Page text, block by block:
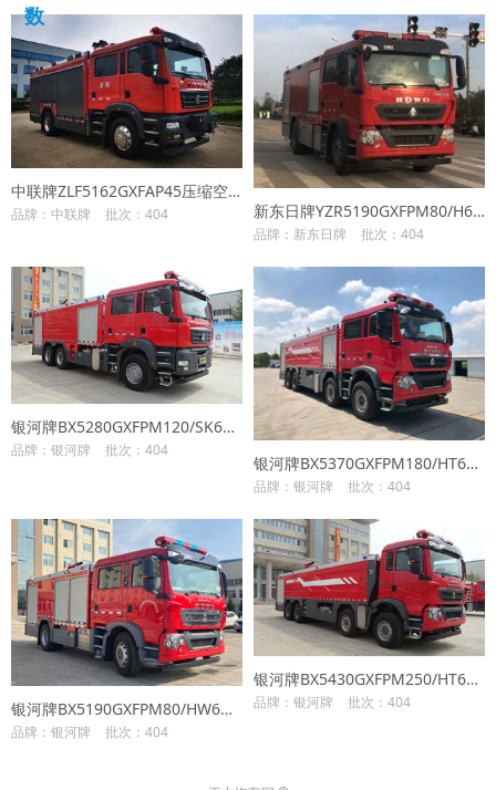
数
中联牌ZLF5162GXFAP45压缩空气泡沫消防车
品牌：中联牌 批次：404 新东日牌YZR5190GXFPM80/H6泡沫消防车
品牌：新东日牌 批次：404
银河牌BX5280GXFPM120/SK6泡沫消防车
品牌：银河牌 批次：404
银河牌BX5370GXFPM180/HT6泡沫消防车
品牌：银河牌 批次：404
银河牌BX5190GXFPM80/HW6泡沫消防车
品牌：银河牌 批次：404
银河牌BX5430GXFPM250/HT6泡沫消防车
品牌：银河牌 批次：404